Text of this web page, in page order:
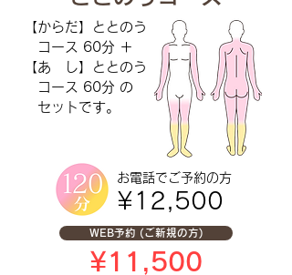
【からだ】ととのう
コース 60分 ＋
【あ し】ととのう
コース 60分 の
セットです。
お電話で ご予約の方
¥12,500
WEB予約 (ご新規の方)
¥11,500